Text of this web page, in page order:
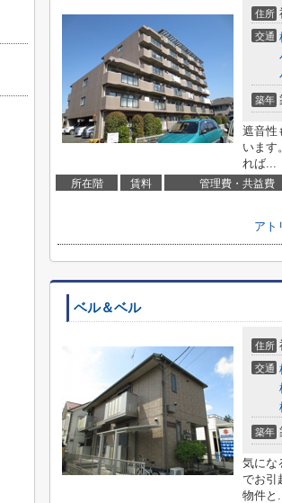
住所
交通
築年
遮音性
います
れば...
所在階 賃料 管理費・共益費
アト
ベル＆ベル
住所
交通
築年
気にな
でお引
物件と